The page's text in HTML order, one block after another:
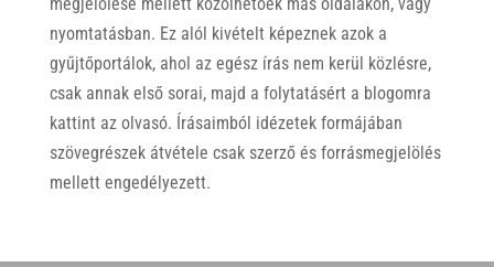
nyomtatásban. Ez alól kivételt képeznek azok a
gyűjtőportálok, ahol az egész írás nem kerül közlésre,
csak annak első sorai, majd a folytatásért a blogomra
kattint az olvasó. Írásaimból idézetek formájában
szövegrészek átvétele csak szerző és forrásmegjelölés
mellett engedélyezett.